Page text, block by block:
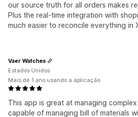
our source truth for all orders makes
Plus the real-time integration with
much easier to reconcile everything in
This app is great at managing
capable of managing bill of materials
Vaer Watches
Estados Unidos
Mais de 1 ano usando a aplicação